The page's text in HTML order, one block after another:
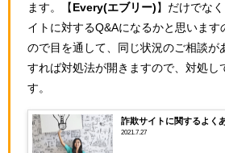
ます。【 Every(エブリー) 】だけでな
イトに対するQ&Aになるかと思います
ので目を通して、同じ状況のご相談が
すれば対処法が開きますので、対処し
す。
詐欺サイトに関するよく
2021.7.27